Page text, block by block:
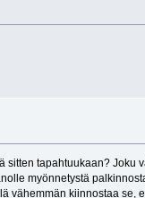
sitten tapahtuukaan? Joku
myönnetystä
vähemmän kiinnostaa se,